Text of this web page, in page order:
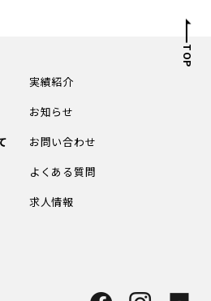
TOP
実績紹介
お知らせ
お問い合わせ
よくある質問
求人情報